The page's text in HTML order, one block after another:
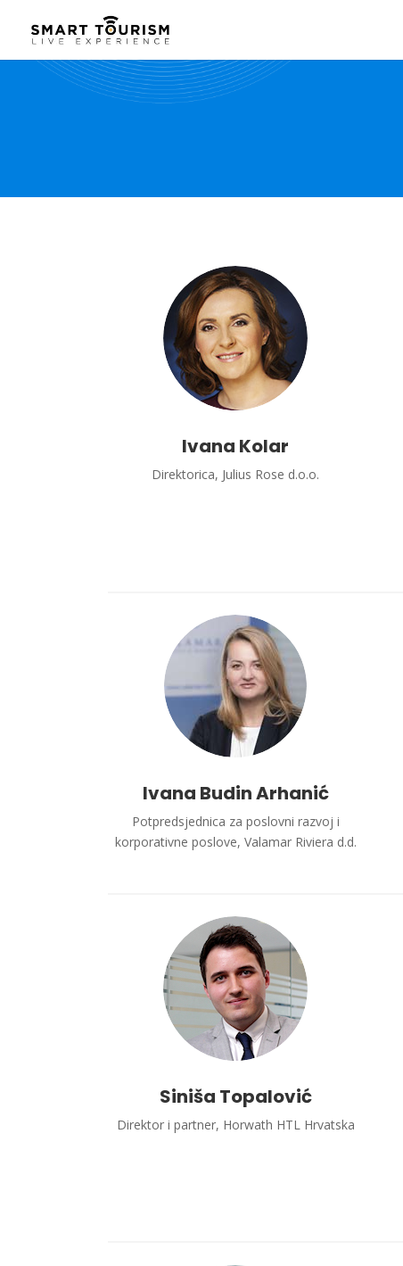
Ivana Kolar
Direktorica, Julius Rose d.o.o.
Ivana Budin Arhanić
Potpredsjednica za poslovni razvoj i
korporativne poslove, Valamar Riviera d.d.
Siniša Topalović
Direktor i partner, Horwath HTL Hrvatska